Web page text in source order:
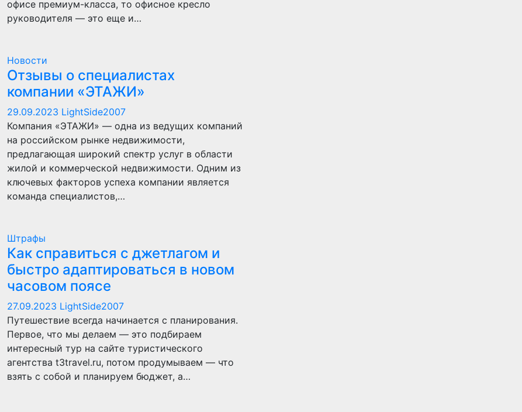
офисе премиум-класса, то офисное кресло
руководителя — это еще и…
Новости
Отзывы о специалистах
компании «ЭТАЖИ»
29.09.2023 LightSide2007
Компания «ЭТАЖИ» — одна из ведущих компаний
на российском рынке недвижимости,
предлагающая широкий спектр услуг в области
жилой и коммерческой недвижимости. Одним из
ключевых факторов успеха компании является
команда специалистов,…
Штрафы
Как справиться с джетлагом и
быстро адаптироваться в новом
часовом поясе
27.09.2023 LightSide2007
Путешествие всегда начинается с планирования.
Первое, что мы делаем — это подбираем
интересный тур на сайте туристического
агентства t3travel.ru, потом продумываем — что
взять с собой и планируем бюджет, а…